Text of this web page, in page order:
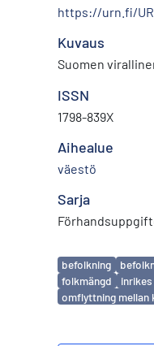
https://urn.fi/
Kuvaus
Suomen
ISSN
1798-839X
Aihealue
väestö
Sarja
Avainsanat
befolkning
folkmängd
omflyttning mellan